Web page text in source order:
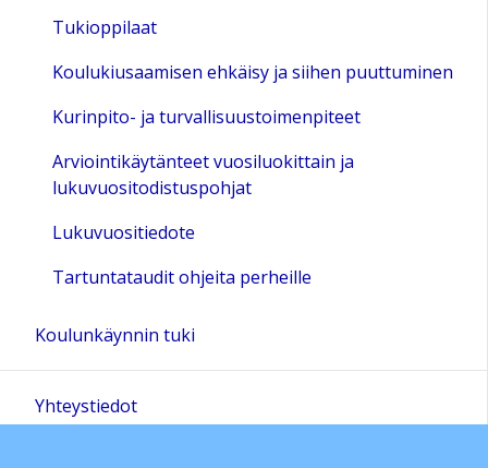
Tukioppilaat
Koulukiusaamisen ehkäisy ja siihen puuttuminen
Kurinpito- ja turvallisuustoimenpiteet
Arviointikäytänteet vuosiluokittain ja
lukuvuositodistuspohjat
Lukuvuositiedote
Tartuntataudit ohjeita perheille
Koulunkäynnin tuki
Yhteystiedot